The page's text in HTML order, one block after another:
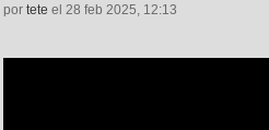
por tete el 28 feb 2025, 12:13